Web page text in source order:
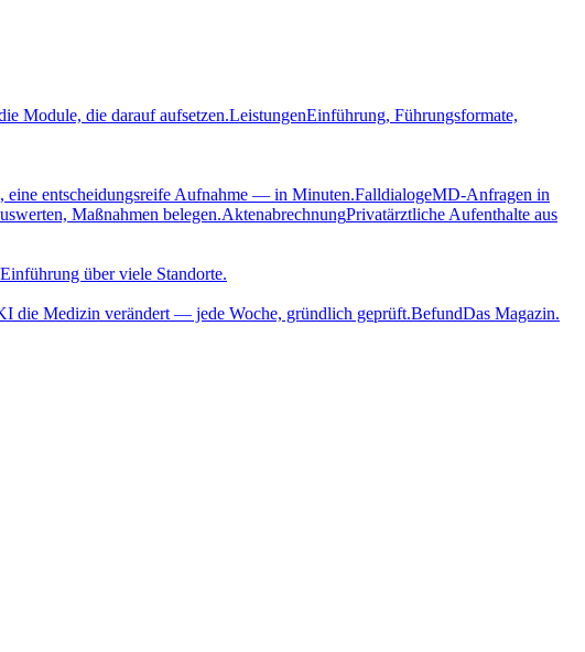
Module, die darauf aufsetzen.LeistungenEinführung, Führungsformate,
eine entscheidungsreife Aufnahme — in Minuten.FalldialogeMD-Anfragen in
Maßnahmen belegen.AktenabrechnungPrivatärztliche Aufenthalte aus
über viele Standorte.
die Medizin verändert — jede Woche, gründlich geprüft.BefundDas Magazin.